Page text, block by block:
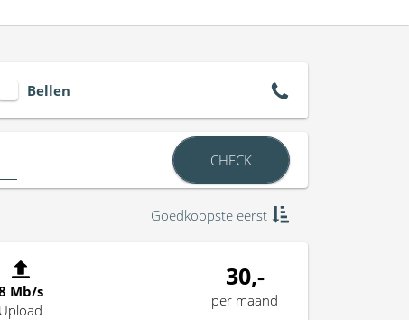
Bellen
CHECK
Goedkoopste eerst
Mb/s
Upload
30,-
per maand